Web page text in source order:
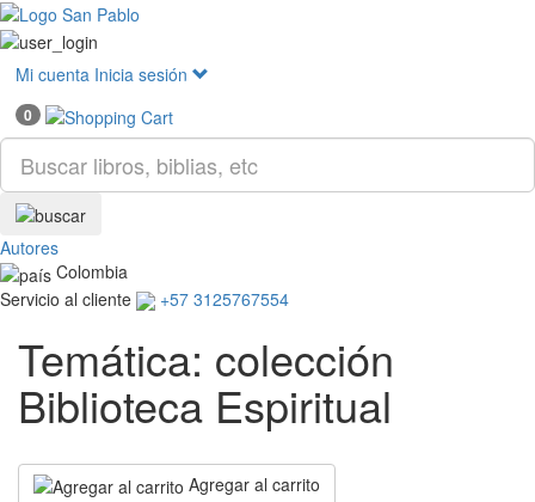
Mi cuenta Inicia sesión
0
Autores
Colombia
Servicio al cliente
+57 3125767554
Temática: colección
Biblioteca Espiritual
Agregar al carrito